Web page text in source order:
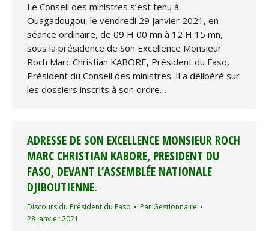
Le Conseil des ministres s’est tenu à
Ouagadougou, le vendredi 29 janvier 2021, en
séance ordinaire, de 09 H 00 mn à 12 H 15 mn,
sous la présidence de Son Excellence Monsieur
Roch Marc Christian KABORE, Président du Faso,
Président du Conseil des ministres. Il a délibéré sur
les dossiers inscrits à son ordre…
ADRESSE DE SON EXCELLENCE MONSIEUR ROCH
MARC CHRISTIAN KABORE, PRESIDENT DU
FASO, DEVANT L’ASSEMBLÉE NATIONALE
DJIBOUTIENNE.
Discours du Président du Faso Par Gestionnaire
28 janvier 2021